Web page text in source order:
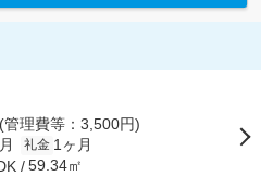
(管理費等：3,500円)
礼金 1ヶ月
59.34㎡